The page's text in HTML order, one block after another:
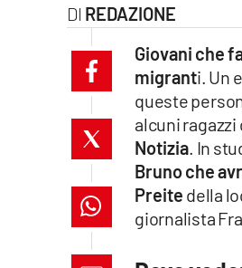
ilvibonese.it
catanzarochannel.it
lacapitalenews.it
REDAZIONE
Giovani che
migranti. Un
queste
alcuni ragazzi
Notizia. In
Bruno che
Preite della
giornalista